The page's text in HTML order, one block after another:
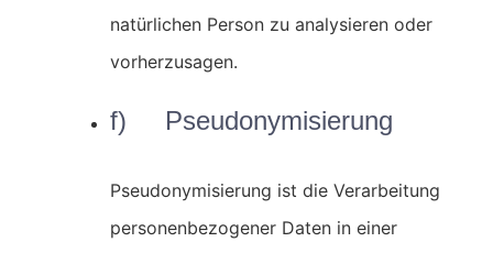
natürlichen Person zu analysieren oder
vorherzusagen.
f) Pseudonymisierung
Pseudonymisierung ist die Verarbeitung
personenbezogener Daten in einer